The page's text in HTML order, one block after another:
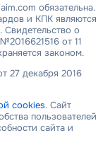
обязательна.
и КПК являются
Свидетельство о
от 11
законом.
27 декабря 2016
cookies. Сайт
пользователей
сайта и